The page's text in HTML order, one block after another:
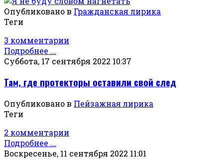
Опубликовано в Гражданская лирика
Теги
3 комментарии
Подробнее ...
Суббота, 17 сентября 2022 10:37
Там, где протекторы оставили свой след
Опубликовано в Пейзажная лирика
Теги
2 комментарии
Подробнее ...
Воскресенье, 11 сентября 2022 11:01